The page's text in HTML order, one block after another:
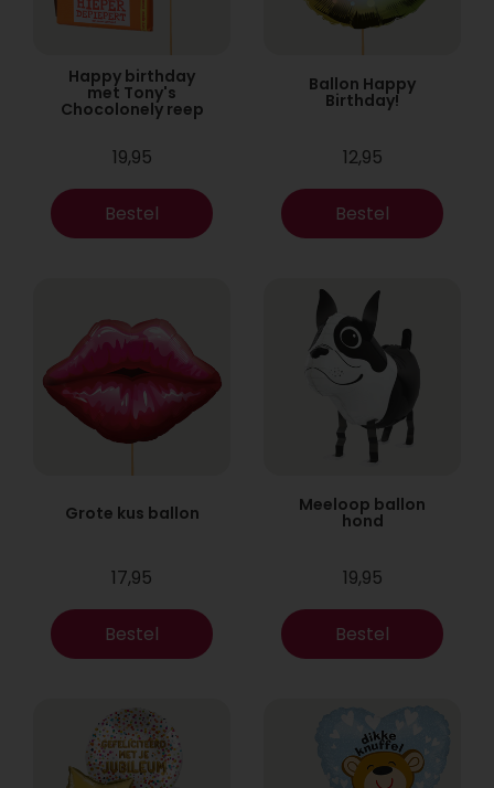
Happy birthday
met Tony's
Chocolonely reep
19,95
Bestel
Ballon Happy
Birthday!
12,95
Bestel
Grote kus ballon
17,95
Bestel
Meeloop ballon
hond
19,95
Bestel